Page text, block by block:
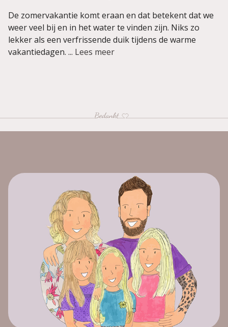
De zomervakantie komt eraan en dat betekent dat we
weer veel bij en in het water te vinden zijn. Niks zo
lekker als een verfrissende duik tijdens de warme
vakantiedagen. ... Lees meer